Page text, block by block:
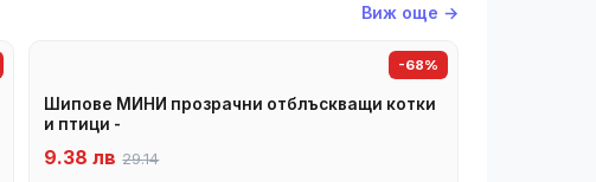
Виж още →
-68%
Шипове МИНИ прозрачни отблъскващи котки
и птици -
9.38 лв 29.14